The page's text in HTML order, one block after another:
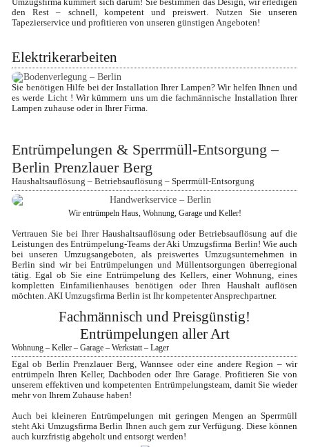
Umzugsfirma kümmert sich darum! Sie bestimmen das Design, wir erledigen
den Rest – schnell, kompetent und preiswert. Nutzen Sie unseren
Tapezierservice und profitieren von unseren günstigen Angeboten!
Elektrikerarbeiten
Sie benötigen Hilfe bei der Installation Ihrer Lampen? Wir helfen Ihnen und
es werde Licht ! Wir kümmern uns um die fachmännische Installation Ihrer
Lampen zuhause oder in Ihrer Firma.
Entrümpelungen & Sperrmüll-Entsorgung –
Berlin Prenzlauer Berg
Haushaltsauflösung – Betriebsauflösung – Sperrmüll-Entsorgung
Wir entrümpeln Haus, Wohnung, Garage und Keller!
Vertrauen Sie bei Ihrer Haushaltsauflösung oder Betriebsauflösung auf die
Leistungen des Entrümpelung-Teams der Aki Umzugsfirma Berlin! Wie auch
bei unseren Umzugsangeboten, als preiswertes Umzugsunternehmen in
Berlin sind wir bei Entrümpelungen und Müllentsorgungen überregional
tätig. Egal ob Sie eine Entrümpelung des Kellers, einer Wohnung, eines
kompletten Einfamilienhauses benötigen oder Ihren Haushalt auflösen
möchten. AKI Umzugsfirma Berlin ist Ihr kompetenter Ansprechpartner.
Fachmännisch und Preisgünstig!
Entrümpelungen aller Art
Wohnung – Keller – Garage – Werkstatt – Lager
Egal ob Berlin Prenzlauer Berg, Wannsee oder eine andere Region – wir
entrümpeln Ihren Keller, Dachboden oder Ihre Garage. Profitieren Sie von
unserem effektiven und kompetenten Entrümpelungsteam, damit Sie wieder
mehr von Ihrem Zuhause haben!
Auch bei kleineren Entrümpelungen mit geringen Mengen an Sperrmüll
steht Aki Umzugsfirma Berlin Ihnen auch gern zur Verfügung. Diese können
auch kurzfristig abgeholt und entsorgt werden!